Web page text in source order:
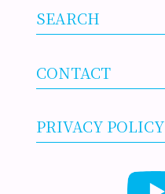
SEARCH
CONTACT
PRIVACY POLICY